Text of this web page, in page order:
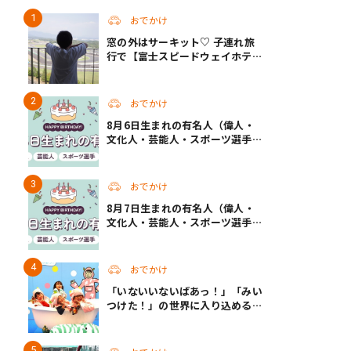
おでかけ
窓の外はサーキット♡ 子連れ旅
行で【富士スピードウェイホテ
おでかけ
8月6日生まれの有名人（偉人・
文化人・芸能人・スポーツ選手・
おでかけ
8月7日生まれの有名人（偉人・
文化人・芸能人・スポーツ選手・
おでかけ
「いないいないばあっ！」「みい
つけた！」の世界に入り込める！